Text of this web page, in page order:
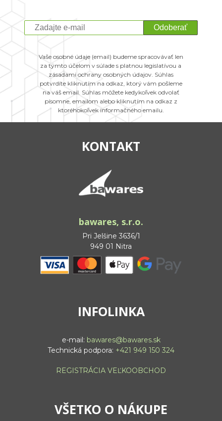
Odoberať
Vaše osobné údaje (email) budeme spracovávať len
za týmto účelom v súlade s platnou legislatívou a
zásadami ochrany osobných údajov. Súhlas
potvrdíte kliknutím na odkaz, ktorý vám pošleme
na váš email. Súhlas môžete kedykoľvek odvolať
písomne, emailom alebo kliknutím na odkaz z
ktoréhokoľvek informačného emailu.
KONTAKT
bawares, s.r.o.
Pri Jelšine 3636/1
949 01 Nitra
INFOLINKA
e-mail: bawares@bawares.sk
Technická podpora: +421 949 150 324
REGISTRÁCIA VEĽKOOBCHOD
VŠETKO O NÁKUPE